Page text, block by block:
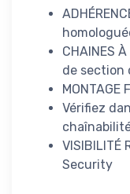
CHAINES À
de section
MONTAGE
Vérifiez
VISIBILITÉ
Security